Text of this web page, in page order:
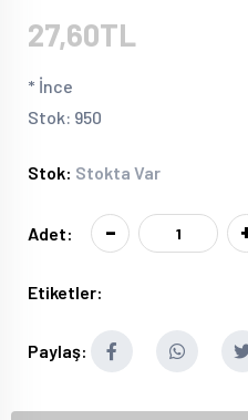
27,60TL
* İnce
Stok: 950
Stok: Stokta Var
Adet: -
Etiketler:
Paylaş: